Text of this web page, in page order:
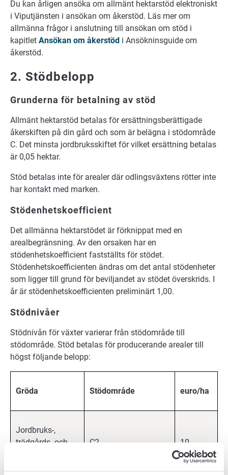
Du kan årligen ansöka om allmänt hektarstöd elektroniskt
i Viputjänsten i ansökan om åkerstöd. Läs mer om
allmänna frågor i anslutning till ansökan om stöd i
kapitlet Ansökan om åkerstöd i Ansökninsguide om
åkerstöd.
2. Stödbelopp
Grunderna för betalning av stöd
Allmänt hektarstöd betalas för ersättningsberättigade
åkerskiften på din gård och som är belägna i stödområde
C. Det minsta jordbruksskiftet för vilket ersättning betalas
är 0,05 hektar.
Stöd betalas inte för arealer där odlingsväxtens rötter inte
har kontakt med marken.
Stödenhetskoefficient
Det allmänna hektarstödet är förknippat med en
arealbegränsning. Av den orsaken har en
stödenhetskoefficient fastställts för stödet.
Stödenhetskoefficienten ändras om det antal stödenheter
som ligger till grund för beviljandet av stödet överskrids. I
år är stödenhetskoefficienten preliminärt 1,00.
Stödnivåer
Stödnivån för växter varierar från stödområde till
stödområde. Stöd betalas för producerande arealer till
högst följande belopp:
Gröda Stödområde euro/ha
Jordbruks-,
trädgårds- och
C2 10